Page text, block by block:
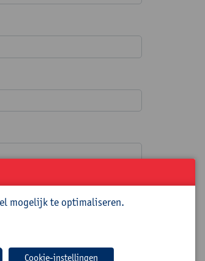
mogelijk te optimaliseren.
Cookie-instellingen